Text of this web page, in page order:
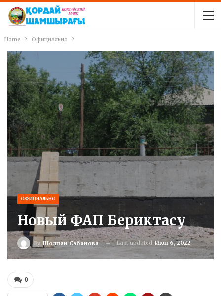
Home Официально
ОФИЦИАЛЬНО
Новый ФАП Бериктасу
By Шолпан Сабанова Last updatedИюн 6, 2022
0